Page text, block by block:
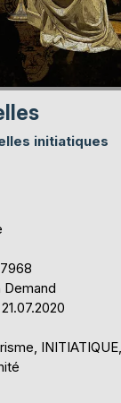
initiatiques
Demand